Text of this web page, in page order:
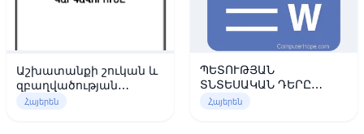
Աշխատանքի շուկան և
զբաղվածության
պետական
Հայերեն
ՊԵՏՈՒԹՅԱՆ
ՏՆՏԵՍԱԿԱՆ ԴԵՐԸ
ՇՈՒԿԱՅԱԿԱՆ ԷԿՈՆՈՄ
Հայերեն